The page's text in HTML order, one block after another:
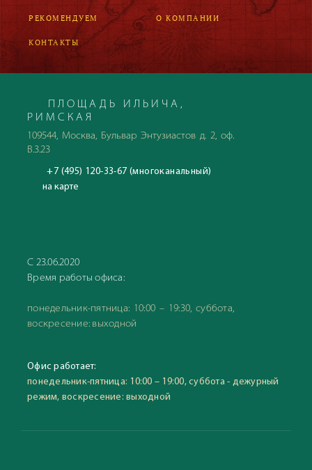
РЕКОМЕНДУЕМ О КОМПАНИИ
КОНТАКТЫ
ПЛОЩАДЬ ИЛЬИЧА,
РИМСКАЯ
109544, Москва, Бульвар Энтузиастов д. 2, оф.
В.3.23
+7 (495) 120-33-67 (многоканальный)
на карте
С 23.06.2020
Время работы офиса:
понедельник-пятница: 10:00 – 19:30, суббота,
воскресение: выходной
Офис работает:
понедельник-пятница: 10:00 – 19:00, суббота - дежурный
режим, воскресение: выходной